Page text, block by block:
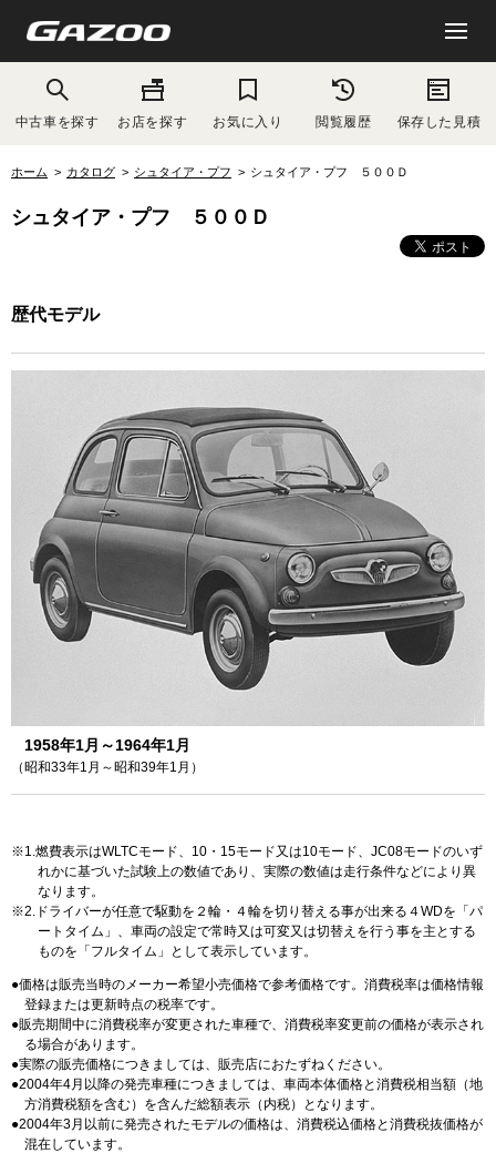
中古車を探す お店を探す お気に入り 閲覧履歴 保存した見積
ホーム カタログ シュタイア・プフ シュタイア・プフ ５００Ｄ
シュタイア・プフ ５００Ｄ
歴代モデル
1958年1月～1964年1月
（昭和33年1月～昭和39年1月）
1.燃費表示はWLTCモード、10・15モード又は10モード、JC08モードのいず
れかに基づいた試験上の数値であり、実際の数値は走行条件などにより異
なります。
2.ドライバーが任意で駆動を２輪・４輪を切り替える事が出来る４WDを「パ
ートタイム」、車両の設定で常時又は可変又は切替えを行う事を主とする
ものを「フルタイム」として表示しています。
価格は販売当時のメーカー希望小売価格で参考価格です。消費税率は価格情報
登録または更新時点の税率です。
販売期間中に消費税率が変更された車種で、消費税率変更前の価格が表示され
る場合があります。
実際の販売価格につきましては、販売店におたずねください。
2004年4月以降の発売車種につきましては、車両本体価格と消費税相当額（地
方消費税額を含む）を含んだ総額表示（内税）となります。
2004年3月以前に発売されたモデルの価格は、消費税込価格と消費税抜価格が
混在しています。